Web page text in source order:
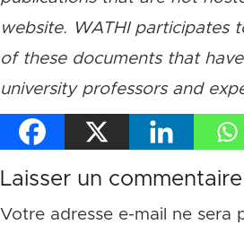
website. WATHI participates
of these documents that
university professors and
Laisser un commentaire
Votre adresse e-mail ne sera